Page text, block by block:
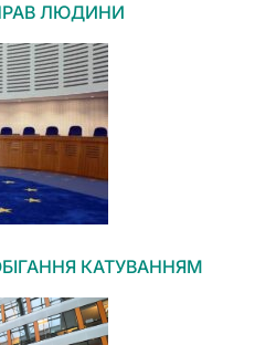
ЛЮДИНИ
КАТУВАННЯМ